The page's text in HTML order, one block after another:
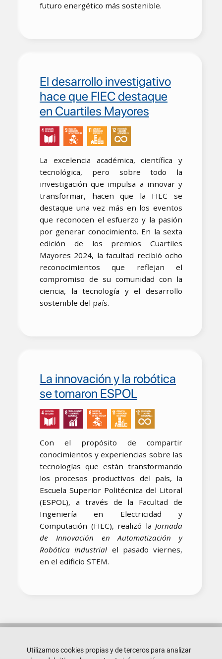
futuro energético más sostenible.
El desarrollo investigativo
hace que FIEC destaque
en Cuartiles Mayores
La excelencia académica, científica y
tecnológica, pero sobre todo la
investigación que impulsa a innovar y
transformar, hacen que la FIEC se
destaque una vez más en los eventos
que reconocen el esfuerzo y la pasión
por generar conocimiento. En la sexta
edición de los premios Cuartiles
Mayores 2024, la facultad recibió ocho
reconocimientos que reflejan el
compromiso de su comunidad con la
ciencia, la tecnología y el desarrollo
sostenible del país.
La innovación y la robótica
se tomaron ESPOL
Con el propósito de compartir
conocimientos y experiencias sobre las
tecnologías que están transformando
los procesos productivos del país, la
Escuela Superior Politécnica del Litoral
(ESPOL), a través de la Facultad de
Ingeniería en Electricidad y
Computación (FIEC), realizó la Jornada
de Innovación en Automatización y
Robótica Industrial el pasado viernes,
en el edificio STEM.
Utilizamos cookies propias y de terceros para analizar